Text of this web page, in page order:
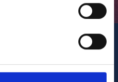
2023-2027
al IACTEC